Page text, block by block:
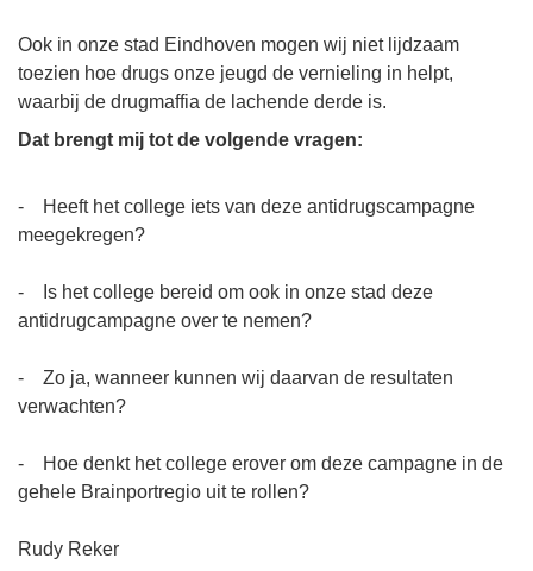
Ook in onze stad Eindhoven mogen wij niet lijdzaam
toezien hoe drugs onze jeugd de vernieling in helpt,
waarbij de drugmaffia de lachende derde is.
Dat brengt mij tot de volgende vragen:
- Heeft het college iets van deze antidrugscampagne
meegekregen?
- Is het college bereid om ook in onze stad deze
antidrugcampagne over te nemen?
- Zo ja, wanneer kunnen wij daarvan de resultaten
verwachten?
- Hoe denkt het college erover om deze campagne in de
gehele Brainportregio uit te rollen?
Rudy Reker